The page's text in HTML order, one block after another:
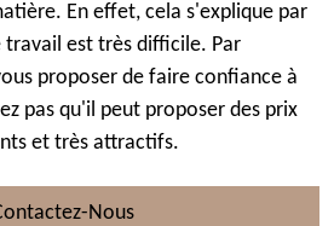
En effet, cela s'explique par
travail est très difficile. Par
proposer de faire confiance à
pas qu'il peut proposer des prix
et très attractifs.
Nous